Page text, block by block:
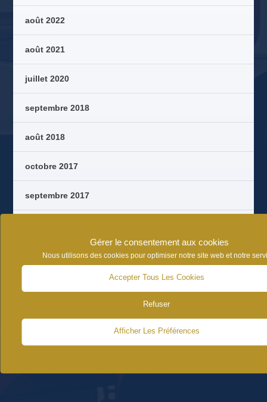
Gérer le consentement aux cookies
Nous utilisons des cookies pour optimiser notre site web et notre
Accepter Tous Les Cookies
Refuser
Afficher Les Préférences
août 2022
août 2021
juillet 2020
septembre 2018
août 2018
octobre 2017
septembre 2017
juin 2017
CATÉGORIES D’ARTICLES